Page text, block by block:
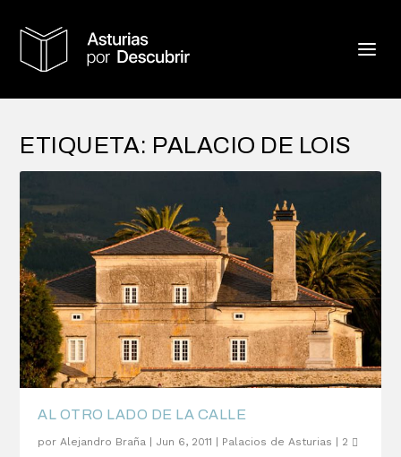
ETIQUETA: PALACIO DE LOIS
AL OTRO LADO DE LA CALLE
por Alejandro Braña | Jun 6, 2011 | Palacios de Asturias | 2